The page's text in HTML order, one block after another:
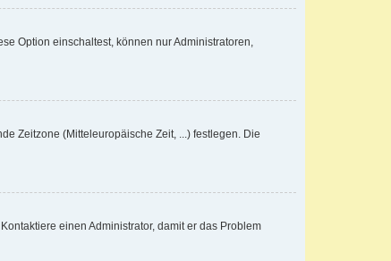
Option einschaltest, können nur Administratoren,
Zeitzone (Mitteleuropäische Zeit, ...) festlegen. Die
einen Administrator, damit er das Problem